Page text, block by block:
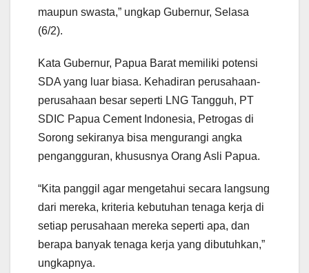
maupun swasta,” ungkap Gubernur, Selasa
(6/2).
Kata Gubernur, Papua Barat memiliki potensi
SDA yang luar biasa. Kehadiran perusahaan-
perusahaan besar seperti LNG Tangguh, PT
SDIC Papua Cement Indonesia, Petrogas di
Sorong sekiranya bisa mengurangi angka
pengangguran, khususnya Orang Asli Papua.
“Kita panggil agar mengetahui secara langsung
dari mereka, kriteria kebutuhan tenaga kerja di
setiap perusahaan mereka seperti apa, dan
berapa banyak tenaga kerja yang dibutuhkan,”
ungkapnya.